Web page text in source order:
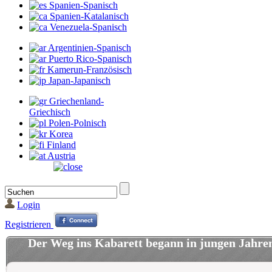
Spanien-Spanisch
Spanien-Katalanisch
Venezuela-Spanisch
Argentinien-Spanisch
Puerto Rico-Spanisch
Kamerun-Französisch
Japan-Japanisch
Griechenland-
Griechisch
Polen-Polnisch
Korea
Finland
Austria
Login
Registrieren
Der Weg ins Kabarett begann in jungen